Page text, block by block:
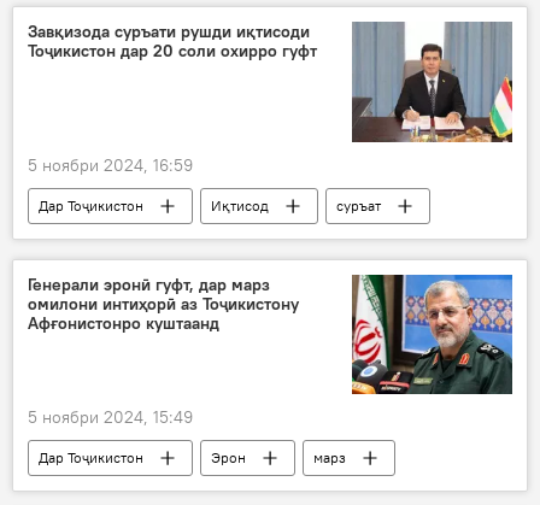
Завқизода суръати рушди иқтисоди
Тоҷикистон дар 20 соли охирро гуфт
5 ноябри 2024, 16:59
Дар Тоҷикистон Иқтисод
суръат
рушд
сармоя Кувайт
Генерали эронӣ гуфт, дар марз
омилони интиҳорӣ аз Тоҷикистону
Афғонистонро куштаанд
5 ноябри 2024, 15:49
Дар Тоҷикистон Эрон
марз
терроризм
амалиёти интиҳорӣ